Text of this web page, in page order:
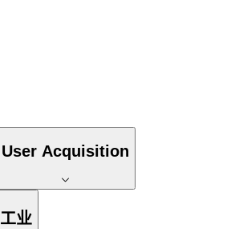
User Acquisition
工业